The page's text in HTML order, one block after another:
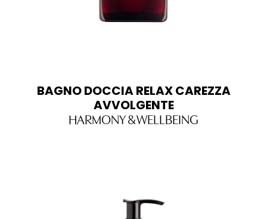
BAGNO DOCCIA RELAX CAREZZA
AVVOLGENTE
HARMONY & WELLBEING